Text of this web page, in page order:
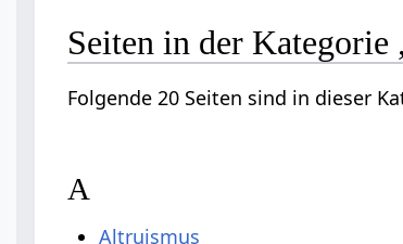
Seiten in der Kategorie
Folgende 20 Seiten sind in dieser
A
Altruismus